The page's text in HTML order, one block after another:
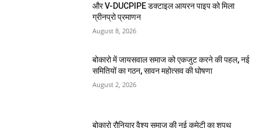
और V-DUCPIPE डक्टाइल आयरन पाइप को मिला
ग्रीनप्रो प्रमाणन
August 8, 2026
बोकारो में जायसवाल समाज को एकजुट करने की पहल, नई
समितियों का गठन, सावन महोत्सव की घोषणा
August 2, 2026
बोकारो रौनियार वैश्य समाज की नई कमेटी का शपथ